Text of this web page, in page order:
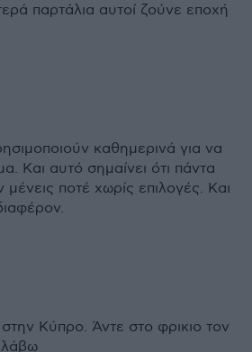
παρτάλια αυτοί ζούνε εποχή
καθημερινά για να
Και αυτό σημαίνει ότι πάντα
ποτέ χωρίς επιλογές. Και
στην Κύπρο. Άντε στο φρικιο τον